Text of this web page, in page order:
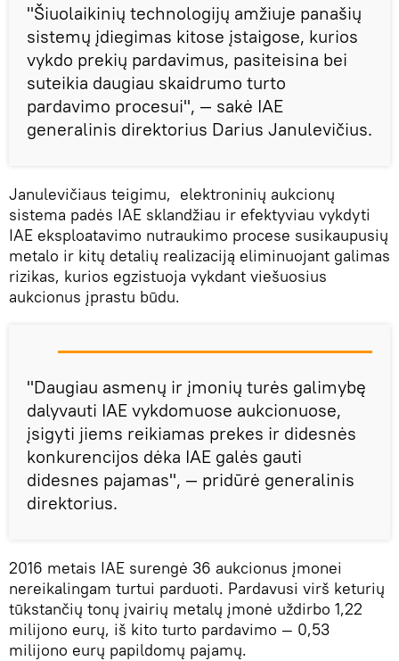
"Šiuolaikinių technologijų amžiuje panašių
sistemų įdiegimas kitose įstaigose, kurios
vykdo prekių pardavimus, pasiteisina bei
suteikia daugiau skaidrumo turto
pardavimo procesui", — sakė IAE
generalinis direktorius Darius Janulevičius.
Janulevičiaus teigimu, elektroninių aukcionų
sistema padės IAE sklandžiau ir efektyviau vykdyti
IAE eksploatavimo nutraukimo procese susikaupusių
metalo ir kitų detalių realizaciją eliminuojant galimas
rizikas, kurios egzistuoja vykdant viešuosius
aukcionus įprastu būdu.
"Daugiau asmenų ir įmonių turės galimybę
dalyvauti IAE vykdomuose aukcionuose,
įsigyti jiems reikiamas prekes ir didesnės
konkurencijos dėka IAE galės gauti
didesnes pajamas", — pridūrė generalinis
direktorius.
2016 metais IAE surengė 36 aukcionus įmonei
nereikalingam turtui parduoti. Pardavusi virš keturių
tūkstančių tonų įvairių metalų įmonė uždirbo 1,22
milijono eurų, iš kito turto pardavimo — 0,53
milijono eurų papildomų pajamų.